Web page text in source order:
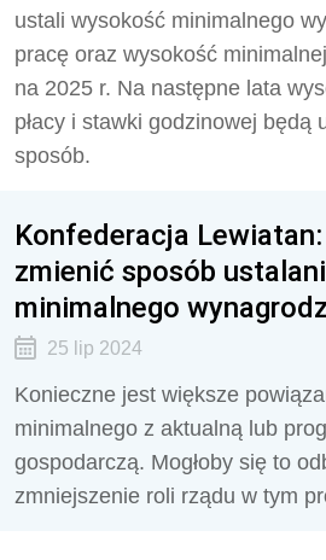
ustali wysokość minimalnego
pracę oraz wysokość
na 2025 r. Na następne lata
płacy i stawki godzinowej będą
sposób.
Konfederacja
zmienić sposób
minimalnego
25 lip 2024
Konieczne jest większe
minimalnego z aktualną lub
gospodarczą. Mogłoby się to
zmniejszenie roli rządu w tym